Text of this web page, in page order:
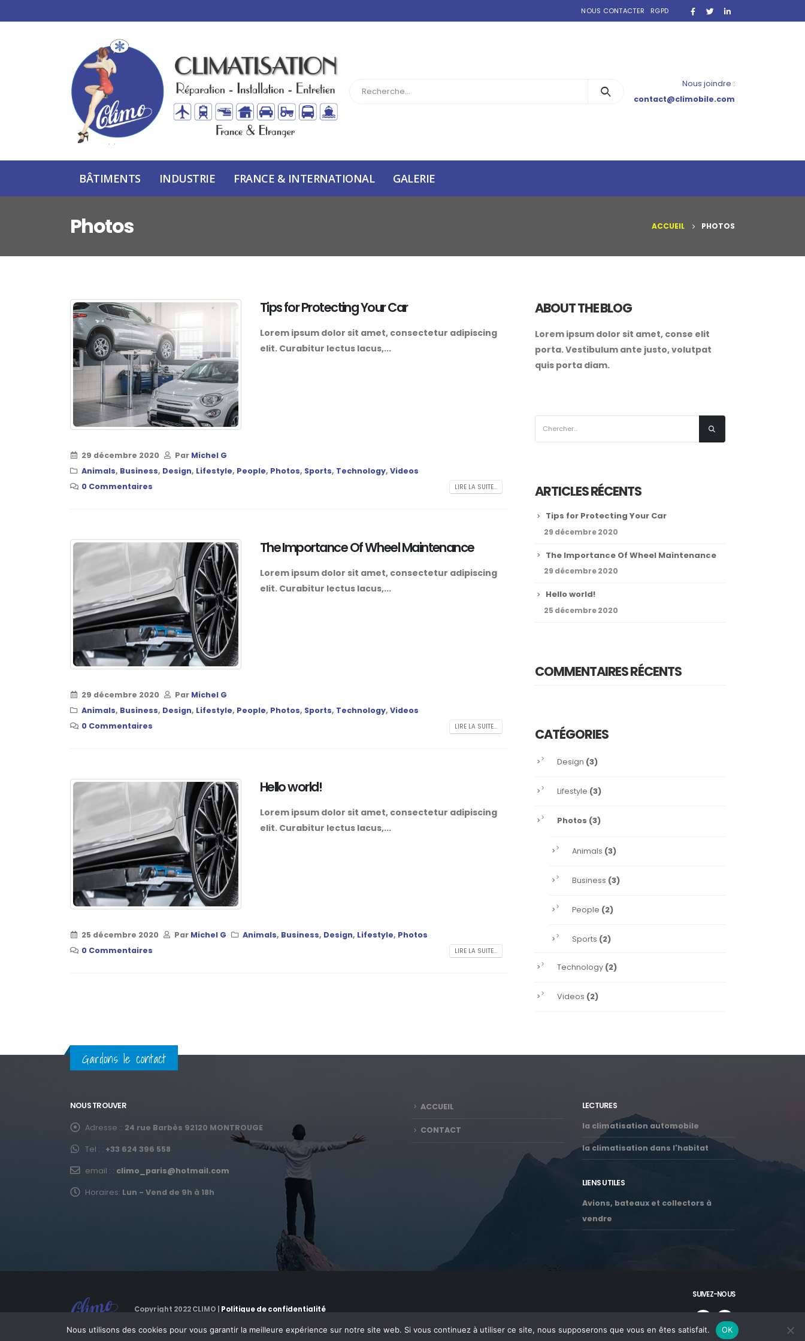
NOUS CONTACTER RGPD
Nous joindre :
contact@climobile.com
BÂTIMENTS INDUSTRIE FRANCE & INTERNATIONAL GALERIE
Photos ACCUEIL PHOTOS
Tips for Protecting Your Car
Lorem ipsum dolor sit amet, consectetur adipiscing
elit. Curabitur lectus lacus,...
29 décembre 2020 Par Michel G
Animals, Business, Design, Lifestyle, People, Photos, Sports, Technology, Videos
0 Commentaires
LIRE LA SUITE...
The Importance Of Wheel Maintenance
Lorem ipsum dolor sit amet, consectetur adipiscing
elit. Curabitur lectus lacus,...
29 décembre 2020 Par Michel G
Animals, Business, Design, Lifestyle, People, Photos, Sports, Technology, Videos
0 Commentaires
LIRE LA SUITE...
Hello world!
Lorem ipsum dolor sit amet, consectetur adipiscing
elit. Curabitur lectus lacus,...
25 décembre 2020 Par Michel G Animals, Business, Design, Lifestyle, Photos
0 Commentaires
LIRE LA SUITE...
ABOUT THE BLOG
Lorem ipsum dolor sit amet, conse elit
porta. Vestibulum ante justo, volutpat
quis porta diam.
ARTICLES RÉCENTS
Tips for Protecting Your Car
29 décembre 2020
The Importance Of Wheel Maintenance
29 décembre 2020
Hello world!
25 décembre 2020
COMMENTAIRES RÉCENTS
CATÉGORIES
Design (3)
Lifestyle (3)
Photos (3)
Animals (3)
Business (3)
People (2)
Sports (2)
Technology (2)
Videos (2)
Gardons le contact
NOUS TROUVER
Adresse :: 24 rue Barbès 92120 MONTROUGE
Tel : : +33 624 396 558
email : : climo_paris@hotmail.com
Horaires: Lun - Vend de 9h à 18h
ACCUEIL
CONTACT
LECTURES
la climatisation automobile
la climatisation dans l'habitat
LIENS UTILES
Avions, bateaux et collectors à
vendre
Copyright 2022 CLIMO | Politique de confidentialité
SUIVEZ-NOUS
Nous utilisons des cookies pour vous garantir la meilleure expérience sur notre site web. Si vous continuez à utiliser ce site, nous supposerons que vous en êtes satisfait. OK